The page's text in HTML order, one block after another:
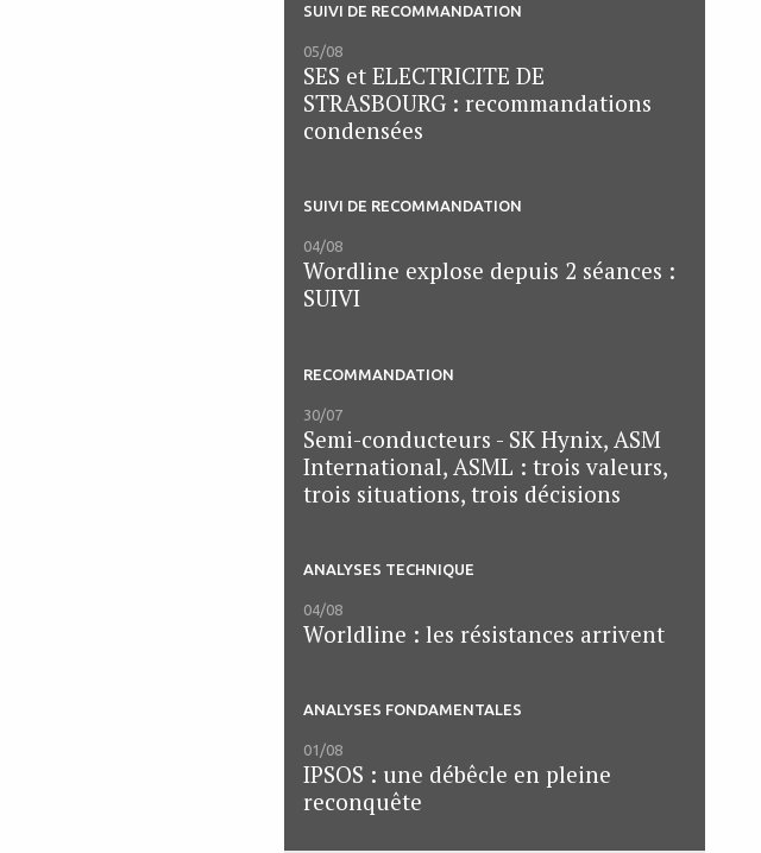
SUIVI DE RECOMMANDATION
05/08
SES et ELECTRICITE DE
STRASBOURG : recommandations
condensées
SUIVI DE RECOMMANDATION
04/08
Wordline explose depuis 2 séances :
SUIVI
RECOMMANDATION
30/07
Semi-conducteurs - SK Hynix, ASM
International, ASML : trois valeurs,
trois situations, trois décisions
ANALYSES TECHNIQUE
04/08
Worldline : les résistances arrivent
ANALYSES FONDAMENTALES
01/08
IPSOS : une débêcle en pleine
reconquête